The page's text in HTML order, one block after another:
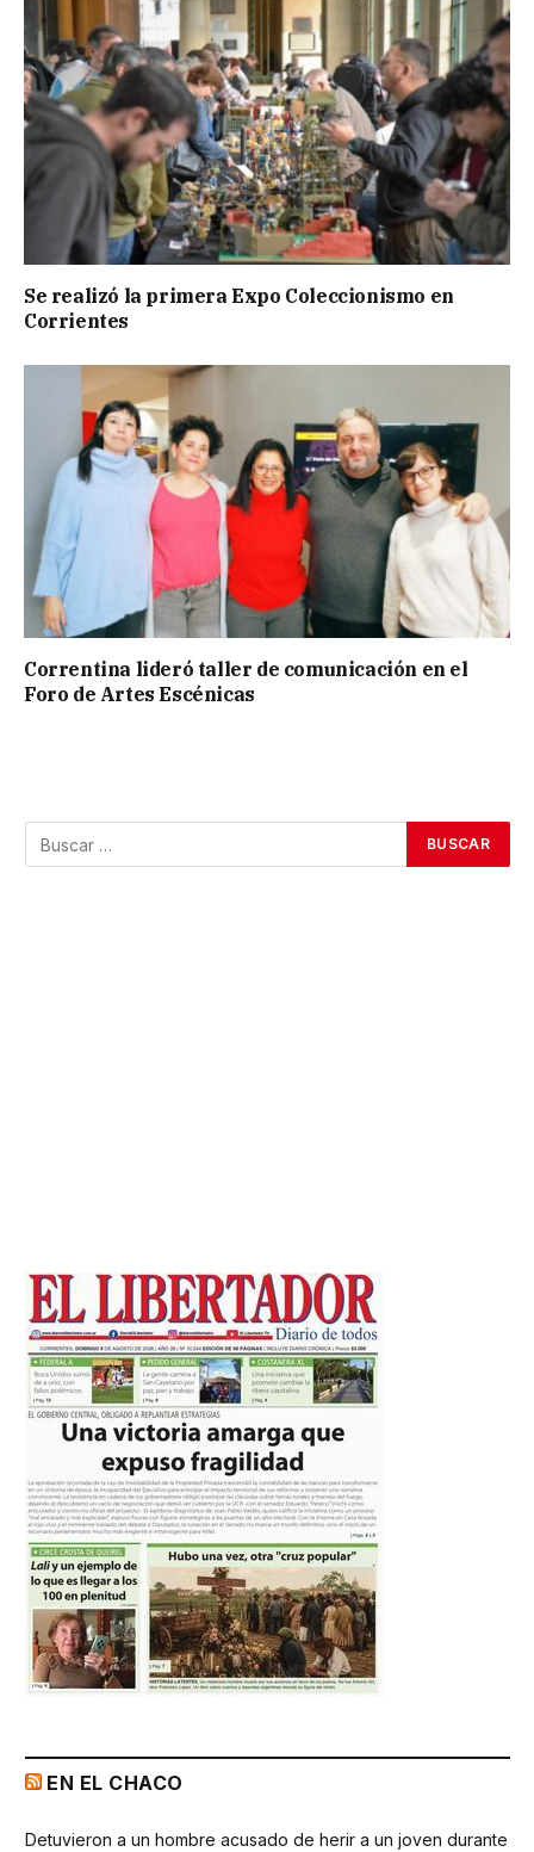
Se realizó la primera Expo Coleccionismo en
Corrientes
Correntina lideró taller de comunicación en el
Foro de Artes Escénicas
EN EL CHACO
Detuvieron a un hombre acusado de herir a un joven durante